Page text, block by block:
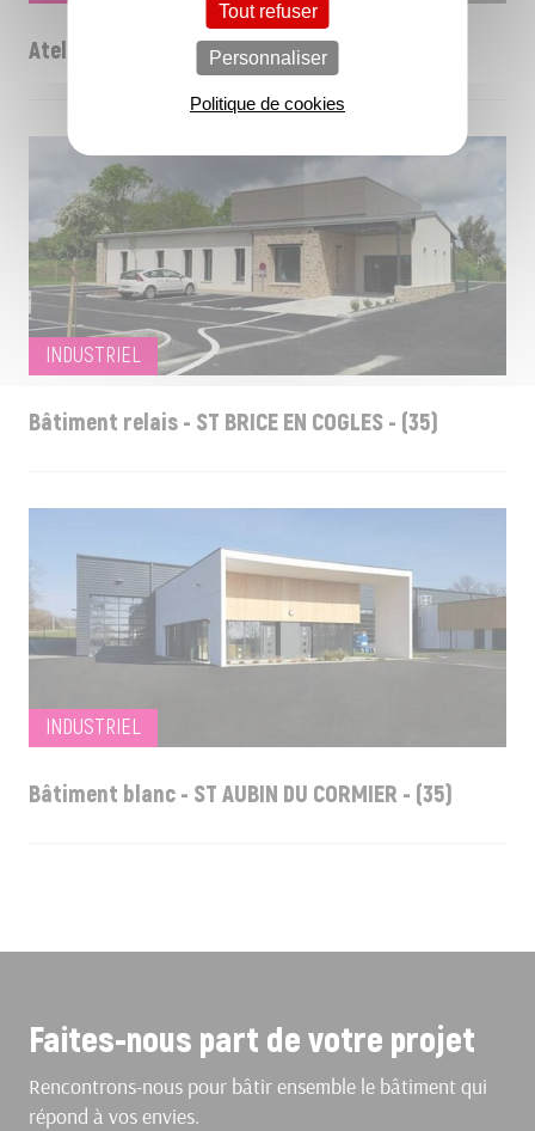
Atelier communal - LE FERRE - (35)
INDUSTRIEL
Bâtiment relais - ST BRICE EN COGLES - (35)
INDUSTRIEL
Bâtiment blanc - ST AUBIN DU CORMIER - (35)
Faites-nous part de votre projet
Rencontrons-nous pour bâtir ensemble le bâtiment qui
répond à vos envies.
Tout refuser
Personnaliser
Politique de cookies